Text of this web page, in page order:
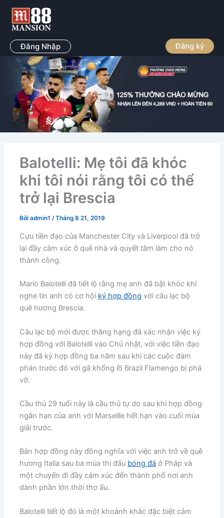
Nhảy
dung Đăng Nhập Đăng ký
Balotelli: Mẹ tôi đã khóc
khi tôi nói rằng tôi có thể
trở lại Brescia
Bởiadmin1/Tháng 8 21, 2019
Cựu tiền đạo của Manchester City và Liverpool đã trở
lại đầy cảm xúc ở quê nhà và quyết tâm làm cho nó
thành công.
Mario Balotelli đã tiết lộ rằng mẹ anh đã bật khóc khi
nghe tin anh có cơ hội ký hợp đồng với câu lạc bộ
quê hương Brescia.
Câu lạc bộ mới được thăng hạng đã xác nhận việc ký
hợp đồng với Balotelli vào Chủ nhật, với việc tiền đạo
này đã ký hợp đồng ba năm sau khi các cuộc đàm
phán trước đó với gã khổng lồ Brazil Flamengo bị phá
vỡ.
Cầu thủ 29 tuổi này là cầu thủ tự do sau khi hợp đồng
ngắn hạn của anh với Marseille hết hạn vào cuối mùa
giải trước.
Bản hợp đồng này đồng nghĩa với việc anh trở về quê
hương Italia sau ba mùa thi đấu bóng đá ở Pháp và
một chuyến đi đầy cảm xúc đến thành phố nơi anh
dành phần lớn thời thơ ấu.
Balotelli tiết lộ đó là một khoảnh khắc đặc biệt cảm